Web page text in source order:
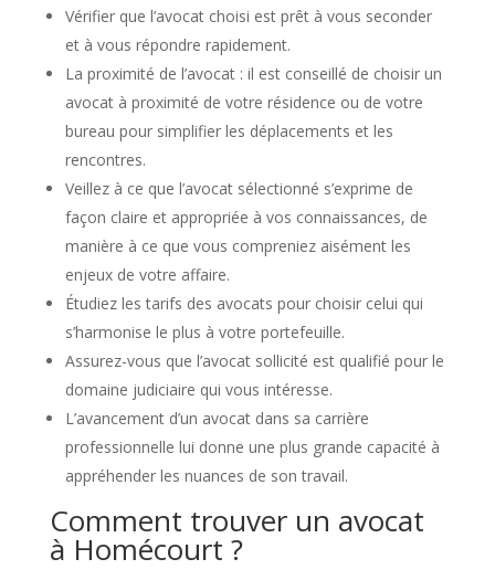
Vérifier que l’avocat choisi est prêt à vous seconder
et à vous répondre rapidement.
La proximité de l’avocat : il est conseillé de choisir un
avocat à proximité de votre résidence ou de votre
bureau pour simplifier les déplacements et les
rencontres.
Veillez à ce que l’avocat sélectionné s’exprime de
façon claire et appropriée à vos connaissances, de
manière à ce que vous compreniez aisément les
enjeux de votre affaire.
Étudiez les tarifs des avocats pour choisir celui qui
s’harmonise le plus à votre portefeuille.
Assurez-vous que l’avocat sollicité est qualifié pour le
domaine judiciaire qui vous intéresse.
L’avancement d’un avocat dans sa carrière
professionnelle lui donne une plus grande capacité à
appréhender les nuances de son travail.
Comment trouver un avocat
à Homécourt ?